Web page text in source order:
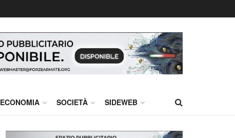
ECONOMIA SOCIETÀ SIDEWEB